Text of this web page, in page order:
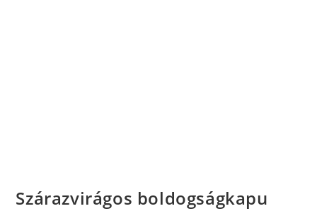
Szárazvirágos boldogságkapu